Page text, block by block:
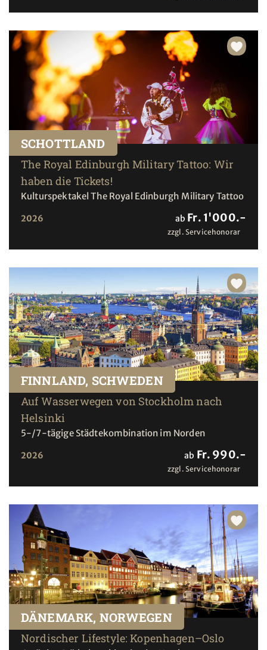
SCHOTTLAND
The Royal Edinburgh Military Tattoo: Wir
haben die Tickets!
Kulturspektakel The Royal Edinburgh Military Tattoo
2026 ab Fr. 1'000.-
zzgl. Servicehonorar
FINNLAND, SCHWEDEN
Auf Wasserwegen von Stockholm nach
Helsinki
5-/7-tägige Städtekombination im Norden
2026 ab Fr. 990.-
zzgl. Servicehonorar
DÄNEMARK, NORWEGEN
Nordischer Lifestyle: Kopenhagen–Oslo